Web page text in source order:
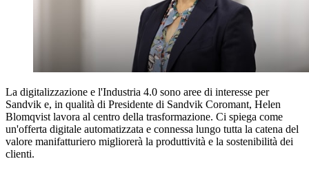
La digitalizzazione e l'Industria 4.0 sono aree di interesse per
Sandvik e, in qualità di Presidente di Sandvik Coromant, Helen
Blomqvist lavora al centro della trasformazione. Ci spiega come
un'offerta digitale automatizzata e connessa lungo tutta la catena del
valore manifatturiero migliorerà la produttività e la sostenibilità dei
clienti.